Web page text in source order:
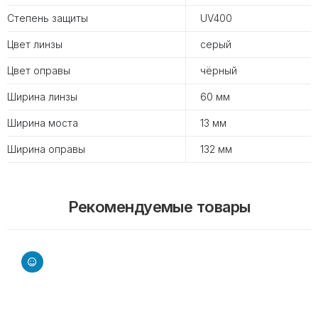
Степень защиты UV400
Цвет линзы серый
Цвет оправы чёрный
Ширина линзы 60 мм
Ширина моста 13 мм
Ширина оправы 132 мм
Рекомендуемые товары